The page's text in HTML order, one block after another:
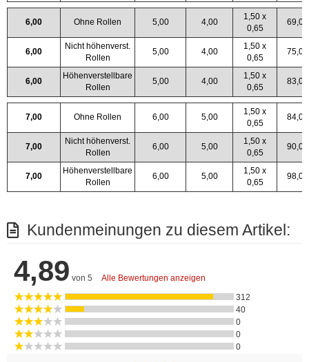
6,00 Ohne Rollen 5,00 4,00
1,50 x
0,65
69,0
6,00
Nicht höhenverst.
Rollen
5,00 4,00
1,50 x
0,65
75,0
6,00
Höhenverstellbare
Rollen
5,00 4,00
1,50 x
0,65
83,0
7,00 Ohne Rollen 6,00 5,00
1,50 x
0,65
84,0
7,00
Nicht höhenverst.
Rollen
6,00 5,00
1,50 x
0,65
90,0
7,00
Höhenverstellbare
Rollen
6,00 5,00
1,50 x
0,65
98,0
Kundenmeinungen zu diesem Artikel:
4,89 von 5 Alle Bewertungen anzeigen
312
40
0
0
0